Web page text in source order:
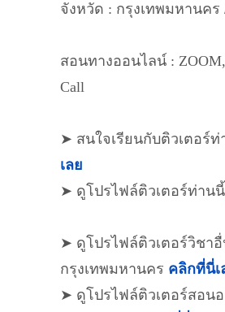
จังหวัด : กรุงเทพมหานคร
สอนทางออนไลน์ :
Call
➤ สนใจเรียนกับติวเตอร์ท่
เลย
➤ ดูโปรไฟล์ติวเตอร์ท่านนี้
➤ ดูโปรไฟล์ติวเตอร์วิชา
กรุงเทพมหานคร คลิกที่นี่เ
➤ ดูโปรไฟล์ติวเตอร์สอน